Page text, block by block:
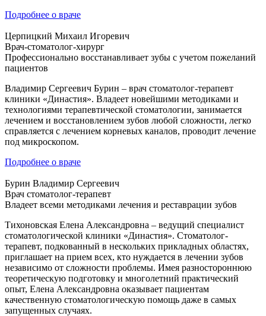
Подробнее о враче
Церпицкий Михаил Игоревич
Врач-стоматолог-хирург
Профессионально восстанавливает зубы с учетом пожеланий
пациентов
Владимир Сергеевич Бурин – врач стоматолог-терапевт
клиники «Династия». Владеет новейшими методиками и
технологиями терапевтической стоматологии, занимается
лечением и восстановлением зубов любой сложности, легко
справляется с лечением корневых каналов, проводит лечение
под микроскопом.
Подробнее о враче
Бурин Владимир Сергеевич
Врач стоматолог-терапевт
Владеет всеми методиками лечения и реставрации зубов
Тихоновская Елена Александровна – ведущий специалист
стоматологической клиники «Династия». Стоматолог-
терапевт, подкованный в нескольких прикладных областях,
приглашает на прием всех, кто нуждается в лечении зубов
независимо от сложности проблемы. Имея разностороннюю
теоретическую подготовку и многолетний практический
опыт, Елена Александровна оказывает пациентам
качественную стоматологическую помощь даже в самых
запущенных случаях.